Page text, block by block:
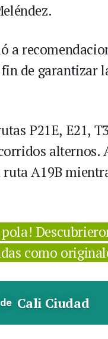
a
de garantizar
P21E, E21,
A19B
como
Cali Ciudad